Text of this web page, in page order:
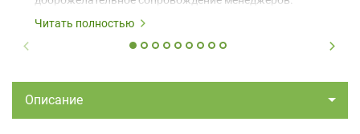
Читать полностью
Описание